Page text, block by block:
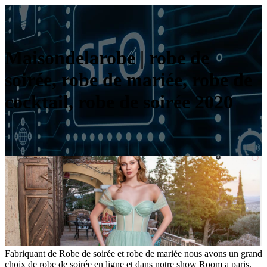
Maison­delaro­be | robe de
soirée, robe de mariée, robe de
cocktail, robe de soirée 2020
Fabriquant de Robe de soirée et robe de mariée nous avons un grand
choix de robe de soirée en ligne et dans notre show Room a paris.